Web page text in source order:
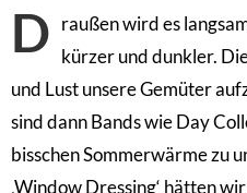
D raußen wird es
kürzer und dunkler.
und Lust unsere Gemüter
sind dann Bands wie Day
bisschen Sommerwärme zu
‚Window Dressing‘ hätten